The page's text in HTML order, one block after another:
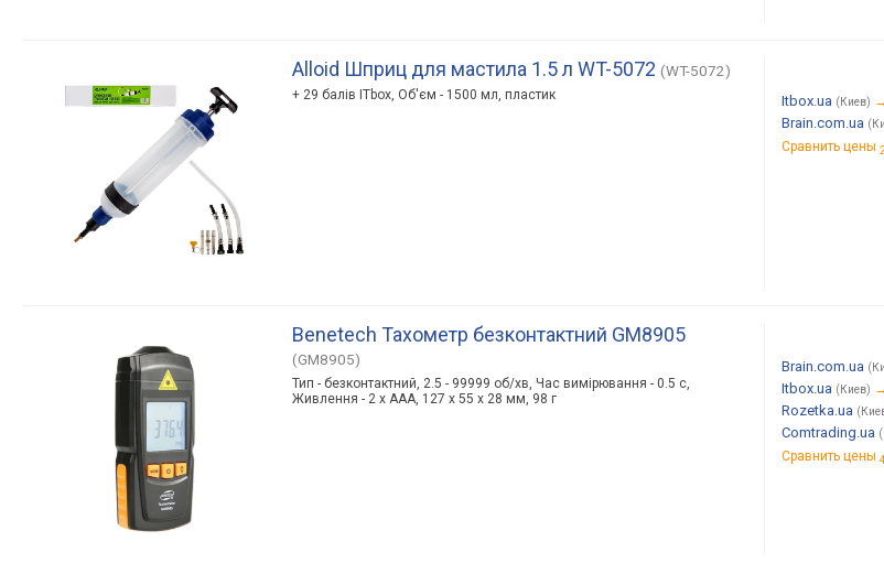
Alloid Шприц для мастила 1.5 л WT-5072 (WT-5072)
+ 29 балів ITbox, Об'єм - 1500 мл, пластик Itbox.ua (Киев)
Brain.com.ua
Сравнить цены 2
Benetech Тахометр безконтактний GM8905
(GM8905)
Тип - безконтактний, 2.5 - 99999 об/хв, Час вимірювання - 0.5 с,
Живлення - 2 х ААА, 127 х 55 х 28 мм, 98 г
Brain.com.ua
Itbox.ua (Киев)
Rozetka.ua
Comtrading.ua
Сравнить цены 4